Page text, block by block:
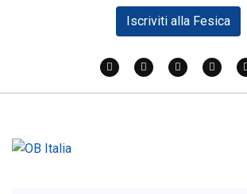
Iscriviti alla Fesica